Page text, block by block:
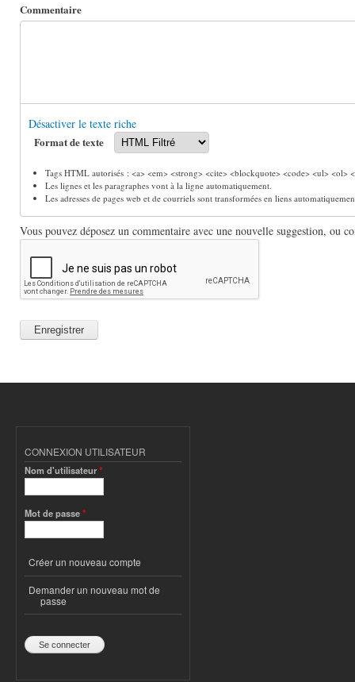
Commentaire
Désactiver le texte riche
Format de texte
Tags HTML autorisés : <a> <em> <strong> <cite> <blockquote> <code> <ul>
Les lignes et les paragraphes vont à la ligne automatiquement.
Les adresses de pages web et de courriels sont transformées en liens
Vous pouvez déposez un commentaire avec une nouvelle suggestion, ou
CONNEXION UTILISATEUR
Nom d'utilisateur*
Mot de passe*
Créer un nouveau compte
Demander un nouveau mot de
passe